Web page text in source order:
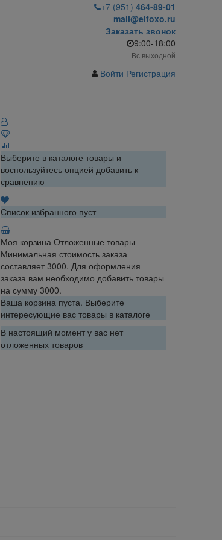
+7 (951) 464-89-01
mail@elfoxo.ru
Заказать звонок
9:00-18:00
Вс выходной
Войти Регистрация
Выберите в каталоге товары и
воспользуйтесь опцией добавить к
сравнению
Список избранного пуст
Моя корзина Отложенные товары
Минимальная стоимость заказа
составляет 3000. Для оформления
заказа вам необходимо добавить товары
на сумму 3000.
Ваша корзина пуста. Выберите
интересующие вас товары в каталоге
В настоящий момент у вас нет
отложенных товаров